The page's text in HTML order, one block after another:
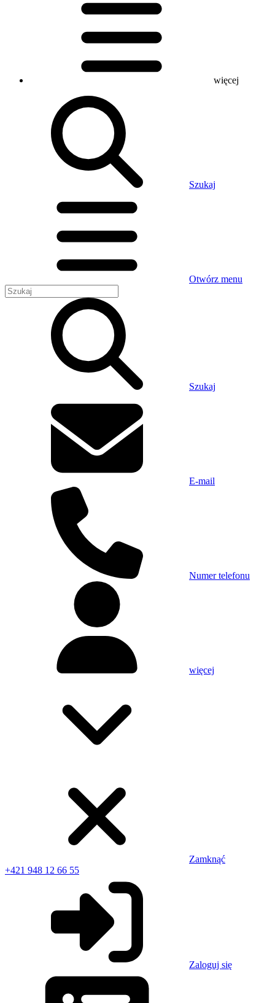
więcej
Szukaj
Otwórz menu
Szukaj
E-mail
Numer telefonu
więcej
Zamknąć
+421 948 12 66 55
Zaloguj się